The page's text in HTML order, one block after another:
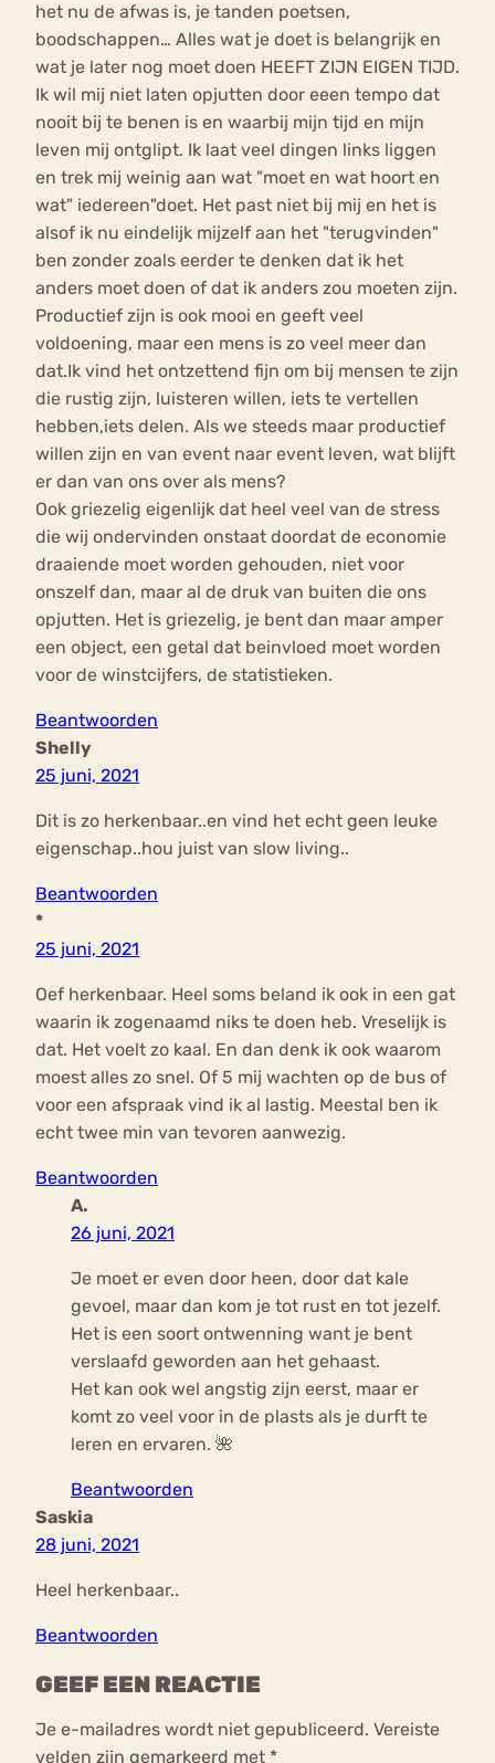
het nu de afwas is, je tanden poetsen,
boodschappen… Alles wat je doet is belangrijk en
wat je later nog moet doen HEEFT ZIJN EIGEN TIJD.
Ik wil mij niet laten opjutten door eeen tempo dat
nooit bij te benen is en waarbij mijn tijd en mijn
leven mij ontglipt. Ik laat veel dingen links liggen
en trek mij weinig aan wat "moet en wat hoort en
wat" iedereen"doet. Het past niet bij mij en het is
alsof ik nu eindelijk mijzelf aan het "terugvinden"
ben zonder zoals eerder te denken dat ik het
anders moet doen of dat ik anders zou moeten zijn.
Productief zijn is ook mooi en geeft veel
voldoening, maar een mens is zo veel meer dan
dat.Ik vind het ontzettend fijn om bij mensen te zijn
die rustig zijn, luisteren willen, iets te vertellen
hebben,iets delen. Als we steeds maar productief
willen zijn en van event naar event leven, wat blijft
er dan van ons over als mens?
Ook griezelig eigenlijk dat heel veel van de stress
die wij ondervinden onstaat doordat de economie
draaiende moet worden gehouden, niet voor
onszelf dan, maar al de druk van buiten die ons
opjutten. Het is griezelig, je bent dan maar amper
een object, een getal dat beinvloed moet worden
voor de winstcijfers, de statistieken.
Beantwoorden
Shelly
25 juni, 2021
Dit is zo herkenbaar..en vind het echt geen leuke
eigenschap..hou juist van slow living..
Beantwoorden
*
25 juni, 2021
Oef herkenbaar. Heel soms beland ik ook in een gat
waarin ik zogenaamd niks te doen heb. Vreselijk is
dat. Het voelt zo kaal. En dan denk ik ook waarom
moest alles zo snel. Of 5 mij wachten op de bus of
voor een afspraak vind ik al lastig. Meestal ben ik
echt twee min van tevoren aanwezig.
Beantwoorden
A.
26 juni, 2021
Je moet er even door heen, door dat kale
gevoel, maar dan kom je tot rust en tot jezelf.
Het is een soort ontwenning want je bent
verslaafd geworden aan het gehaast.
Het kan ook wel angstig zijn eerst, maar er
komt zo veel voor in de plasts als je durft te
leren en ervaren. 🌺
Beantwoorden
Saskia
28 juni, 2021
Heel herkenbaar..
Beantwoorden
GEEF EEN REACTIE
Je e-mailadres wordt niet gepubliceerd. Vereiste
velden zijn gemarkeerd met *